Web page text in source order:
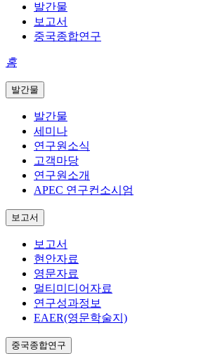
발간물
보고서
중국종합연구
홈
발간물
발간물
세미나
연구원소식
고객마당
연구원소개
APEC 연구컨소시엄
보고서
보고서
현안자료
영문자료
멀티미디어자료
연구성과정보
EAER(영문학술지)
중국종합연구